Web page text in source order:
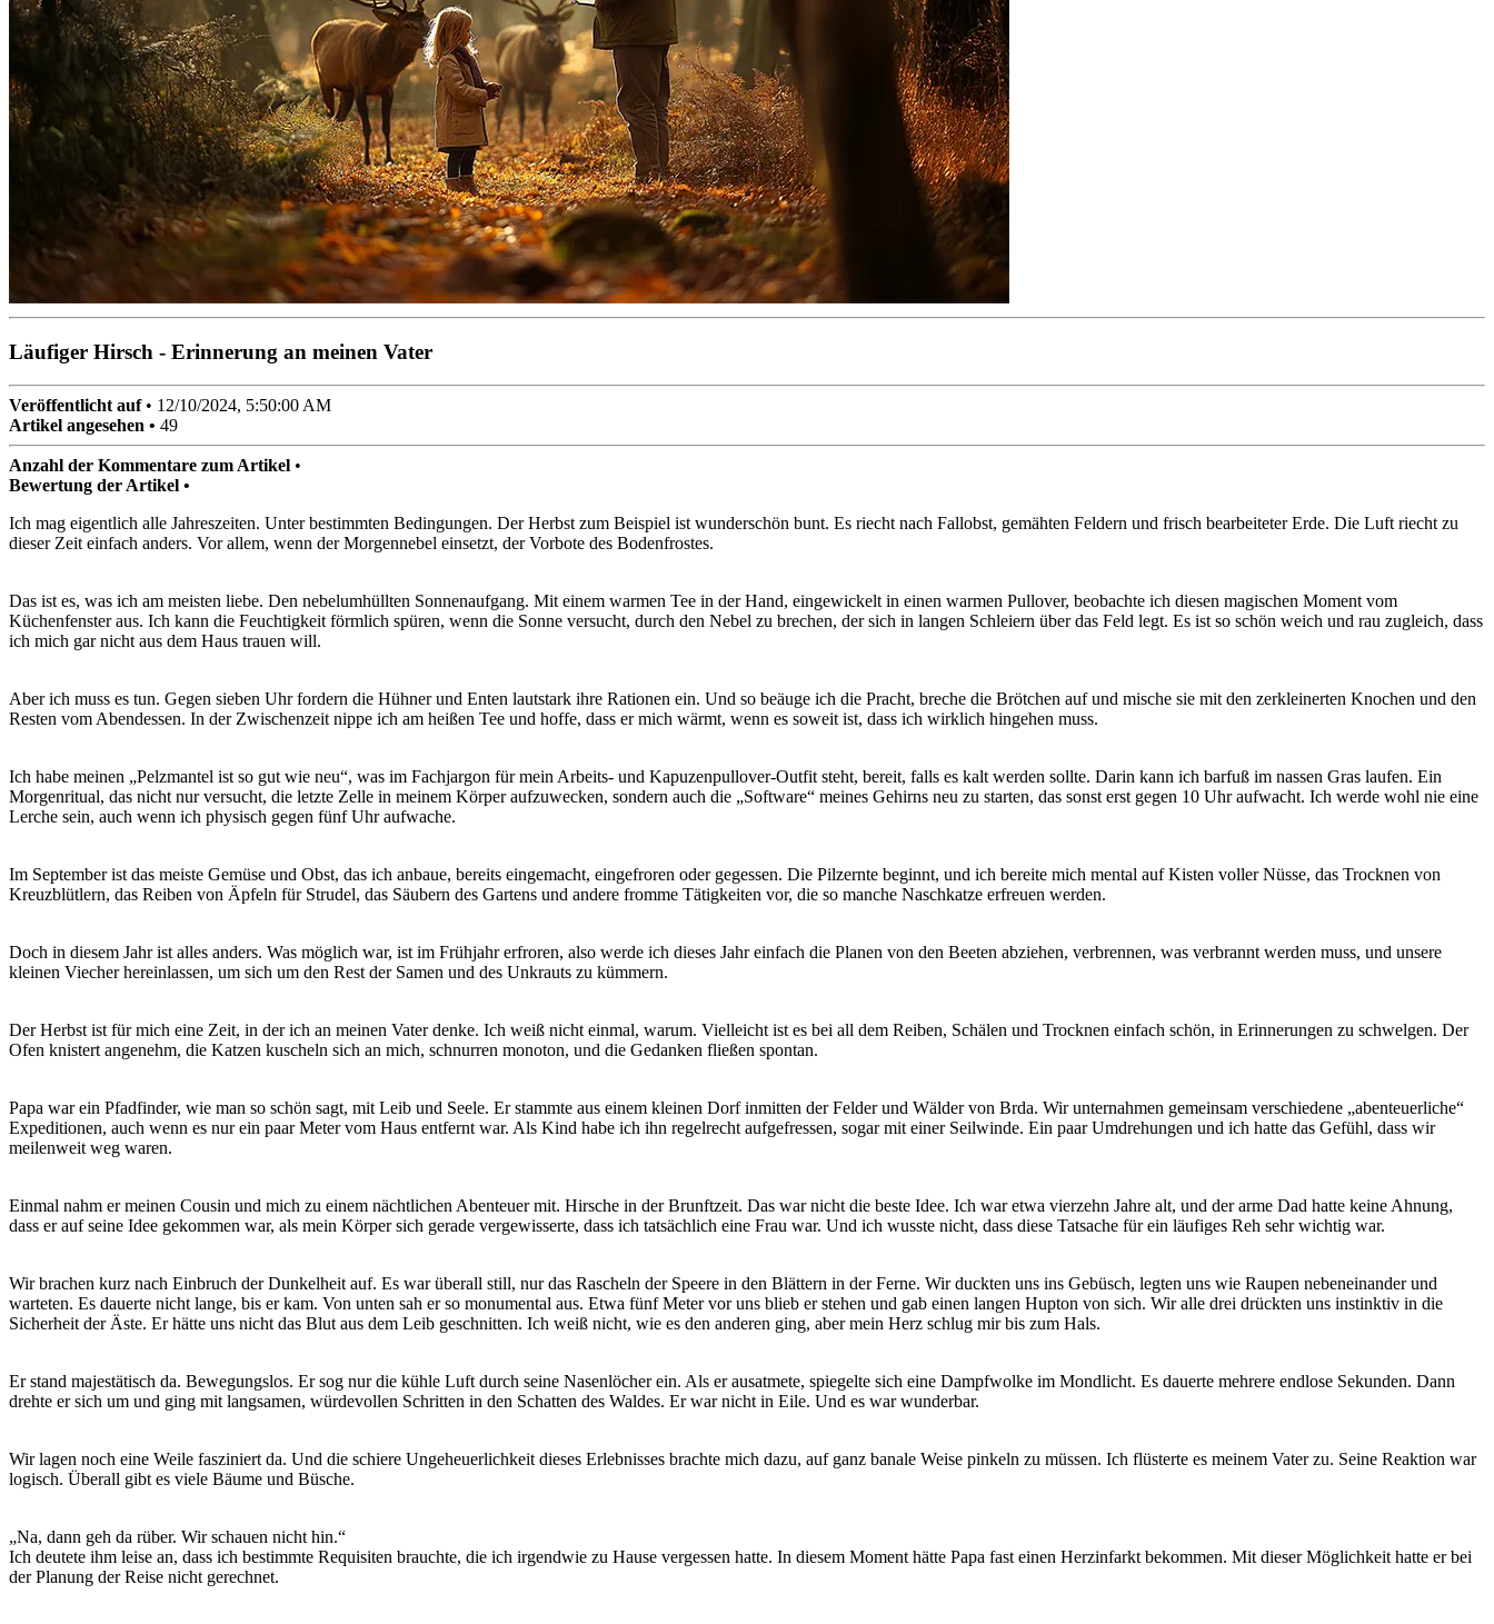
Läufiger Hirsch - Erinnerung an meinen Vater
Veröffentlicht auf• 12/10/2024, 5:50:00 AM
Artikel angesehen • 49
Anzahl der Kommentare zum Artikel •
Bewertung der Artikel •
Ich mag eigentlich alle Jahreszeiten. Unter bestimmten Bedingungen. Der Herbst zum Beispiel ist wunderschön bunt. Es riecht nach Fallobst, gemähten Feldern und frisch bearbeiteter Erde. Die Luft riecht zu
dieser Zeit einfach anders. Vor allem, wenn der Morgennebel einsetzt, der Vorbote des Bodenfrostes.
Das ist es, was ich am meisten liebe. Den nebelumhüllten Sonnenaufgang. Mit einem warmen Tee in der Hand, eingewickelt in einen warmen Pullover, beobachte ich diesen magischen Moment vom
Küchenfenster aus. Ich kann die Feuchtigkeit förmlich spüren, wenn die Sonne versucht, durch den Nebel zu brechen, der sich in langen Schleiern über das Feld legt. Es ist so schön weich und rau zugleich, dass
ich mich gar nicht aus dem Haus trauen will.
Aber ich muss es tun. Gegen sieben Uhr fordern die Hühner und Enten lautstark ihre Rationen ein. Und so beäuge ich die Pracht, breche die Brötchen auf und mische sie mit den zerkleinerten Knochen und den
Resten vom Abendessen. In der Zwischenzeit nippe ich am heißen Tee und hoffe, dass er mich wärmt, wenn es soweit ist, dass ich wirklich hingehen muss.
Ich habe meinen „Pelzmantel ist so gut wie neu“, was im Fachjargon für mein Arbeits- und Kapuzenpullover-Outfit steht, bereit, falls es kalt werden sollte. Darin kann ich barfuß im nassen Gras laufen. Ein
Morgenritual, das nicht nur versucht, die letzte Zelle in meinem Körper aufzuwecken, sondern auch die „Software“ meines Gehirns neu zu starten, das sonst erst gegen 10 Uhr aufwacht. Ich werde wohl nie eine
Lerche sein, auch wenn ich physisch gegen fünf Uhr aufwache.
Im September ist das meiste Gemüse und Obst, das ich anbaue, bereits eingemacht, eingefroren oder gegessen. Die Pilzernte beginnt, und ich bereite mich mental auf Kisten voller Nüsse, das Trocknen von
Kreuzblütlern, das Reiben von Äpfeln für Strudel, das Säubern des Gartens und andere fromme Tätigkeiten vor, die so manche Naschkatze erfreuen werden.
Doch in diesem Jahr ist alles anders. Was möglich war, ist im Frühjahr erfroren, also werde ich dieses Jahr einfach die Planen von den Beeten abziehen, verbrennen, was verbrannt werden muss, und unsere
kleinen Viecher hereinlassen, um sich um den Rest der Samen und des Unkrauts zu kümmern.
Der Herbst ist für mich eine Zeit, in der ich an meinen Vater denke. Ich weiß nicht einmal, warum. Vielleicht ist es bei all dem Reiben, Schälen und Trocknen einfach schön, in Erinnerungen zu schwelgen. Der
Ofen knistert angenehm, die Katzen kuscheln sich an mich, schnurren monoton, und die Gedanken fließen spontan.
Papa war ein Pfadfinder, wie man so schön sagt, mit Leib und Seele. Er stammte aus einem kleinen Dorf inmitten der Felder und Wälder von Brda. Wir unternahmen gemeinsam verschiedene „abenteuerliche“
Expeditionen, auch wenn es nur ein paar Meter vom Haus entfernt war. Als Kind habe ich ihn regelrecht aufgefressen, sogar mit einer Seilwinde. Ein paar Umdrehungen und ich hatte das Gefühl, dass wir
meilenweit weg waren.
Einmal nahm er meinen Cousin und mich zu einem nächtlichen Abenteuer mit. Hirsche in der Brunftzeit. Das war nicht die beste Idee. Ich war etwa vierzehn Jahre alt, und der arme Dad hatte keine Ahnung,
dass er auf seine Idee gekommen war, als mein Körper sich gerade vergewisserte, dass ich tatsächlich eine Frau war. Und ich wusste nicht, dass diese Tatsache für ein läufiges Reh sehr wichtig war.
Wir brachen kurz nach Einbruch der Dunkelheit auf. Es war überall still, nur das Rascheln der Speere in den Blättern in der Ferne. Wir duckten uns ins Gebüsch, legten uns wie Raupen nebeneinander und
warteten. Es dauerte nicht lange, bis er kam. Von unten sah er so monumental aus. Etwa fünf Meter vor uns blieb er stehen und gab einen langen Hupton von sich. Wir alle drei drückten uns instinktiv in die
Sicherheit der Äste. Er hätte uns nicht das Blut aus dem Leib geschnitten. Ich weiß nicht, wie es den anderen ging, aber mein Herz schlug mir bis zum Hals.
Er stand majestätisch da. Bewegungslos. Er sog nur die kühle Luft durch seine Nasenlöcher ein. Als er ausatmete, spiegelte sich eine Dampfwolke im Mondlicht. Es dauerte mehrere endlose Sekunden. Dann
drehte er sich um und ging mit langsamen, würdevollen Schritten in den Schatten des Waldes. Er war nicht in Eile. Und es war wunderbar.
Wir lagen noch eine Weile fasziniert da. Und die schiere Ungeheuerlichkeit dieses Erlebnisses brachte mich dazu, auf ganz banale Weise pinkeln zu müssen. Ich flüsterte es meinem Vater zu. Seine Reaktion war
logisch. Überall gibt es viele Bäume und Büsche.
„Na, dann geh da rüber. Wir schauen nicht hin.“
Ich deutete ihm leise an, dass ich bestimmte Requisiten brauchte, die ich irgendwie zu Hause vergessen hatte. In diesem Moment hätte Papa fast einen Herzinfarkt bekommen. Mit dieser Möglichkeit hatte er bei
der Planung der Reise nicht gerechnet.